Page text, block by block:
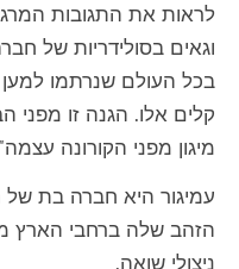
לראות את התגובות
וגאים בסולידריות של
בכל העולם שנרתמו
קלים אלו. הגנה זו
מיגון מפני הקורונה עצמה".
עמיגור היא חברה בת של
ניצולי שואה.